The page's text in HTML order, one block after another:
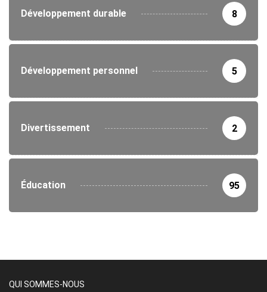
Développement durable 8
Développement personnel 5
Divertissement 2
Éducation 95
QUI SOMMES-NOUS